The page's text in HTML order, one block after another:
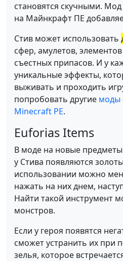
становятся скучными.
на Майнкрафт ПЕ
Стив может использовать
сфер, амулетов,
съестных припасов. И у
уникальные эффекты,
выживать и проходить
попробовать другие моды
Minecraft PE.
Euforias Items
В моде на новые
у Стива появляются
использовании можно
нажать на них днем,
Найти такой инструмент
монстров.
Если у героя появятся
сможет устранить их
зелья, которое